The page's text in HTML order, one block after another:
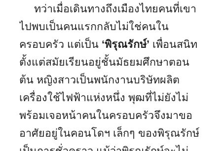
ทว่าเมื่อเดินทางถึงเมืองไทยคนที่เขา
ไปพบเป็นคนแรกกลับไม่ใช่คนใน
ครอบครัว แต่เป็น ‘พิรุณรักษ์’ เพื่อนสนิท
ตั้งแต่สมัยเรียนอยู่ชั้นมัธยมศึกษาตอน
ต้น หญิงสาวเป็นพนักงานบริษัทผลิต
เครื่องใช้ไฟฟ้าแห่งหนึ่ง พุฒที่ไม่ยังไม่
พร้อมเจอหน้าคนในครอบครัวจึงมาขอ
อาศัยอยู่ในคอนโดฯ เล็กๆ ของพิรุณรักษ์